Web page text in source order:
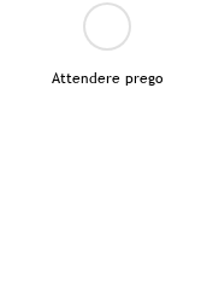
Attendere prego